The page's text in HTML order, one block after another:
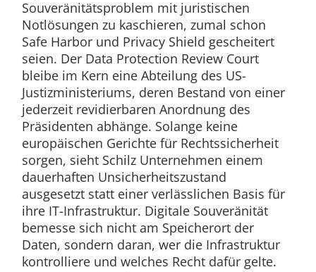
Souveränitätsproblem mit juristischen
Notlösungen zu kaschieren, zumal schon
Safe Harbor und Privacy Shield gescheitert
seien. Der Data Protection Review Court
bleibe im Kern eine Abteilung des US-
Justizministeriums, deren Bestand von einer
jederzeit revidierbaren Anordnung des
Präsidenten abhänge. Solange keine
europäischen Gerichte für Rechtssicherheit
sorgen, sieht Schilz Unternehmen einem
dauerhaften Unsicherheitszustand
ausgesetzt statt einer verlässlichen Basis für
ihre IT-Infrastruktur. Digitale Souveränität
bemesse sich nicht am Speicherort der
Daten, sondern daran, wer die Infrastruktur
kontrolliere und welches Recht dafür gelte.